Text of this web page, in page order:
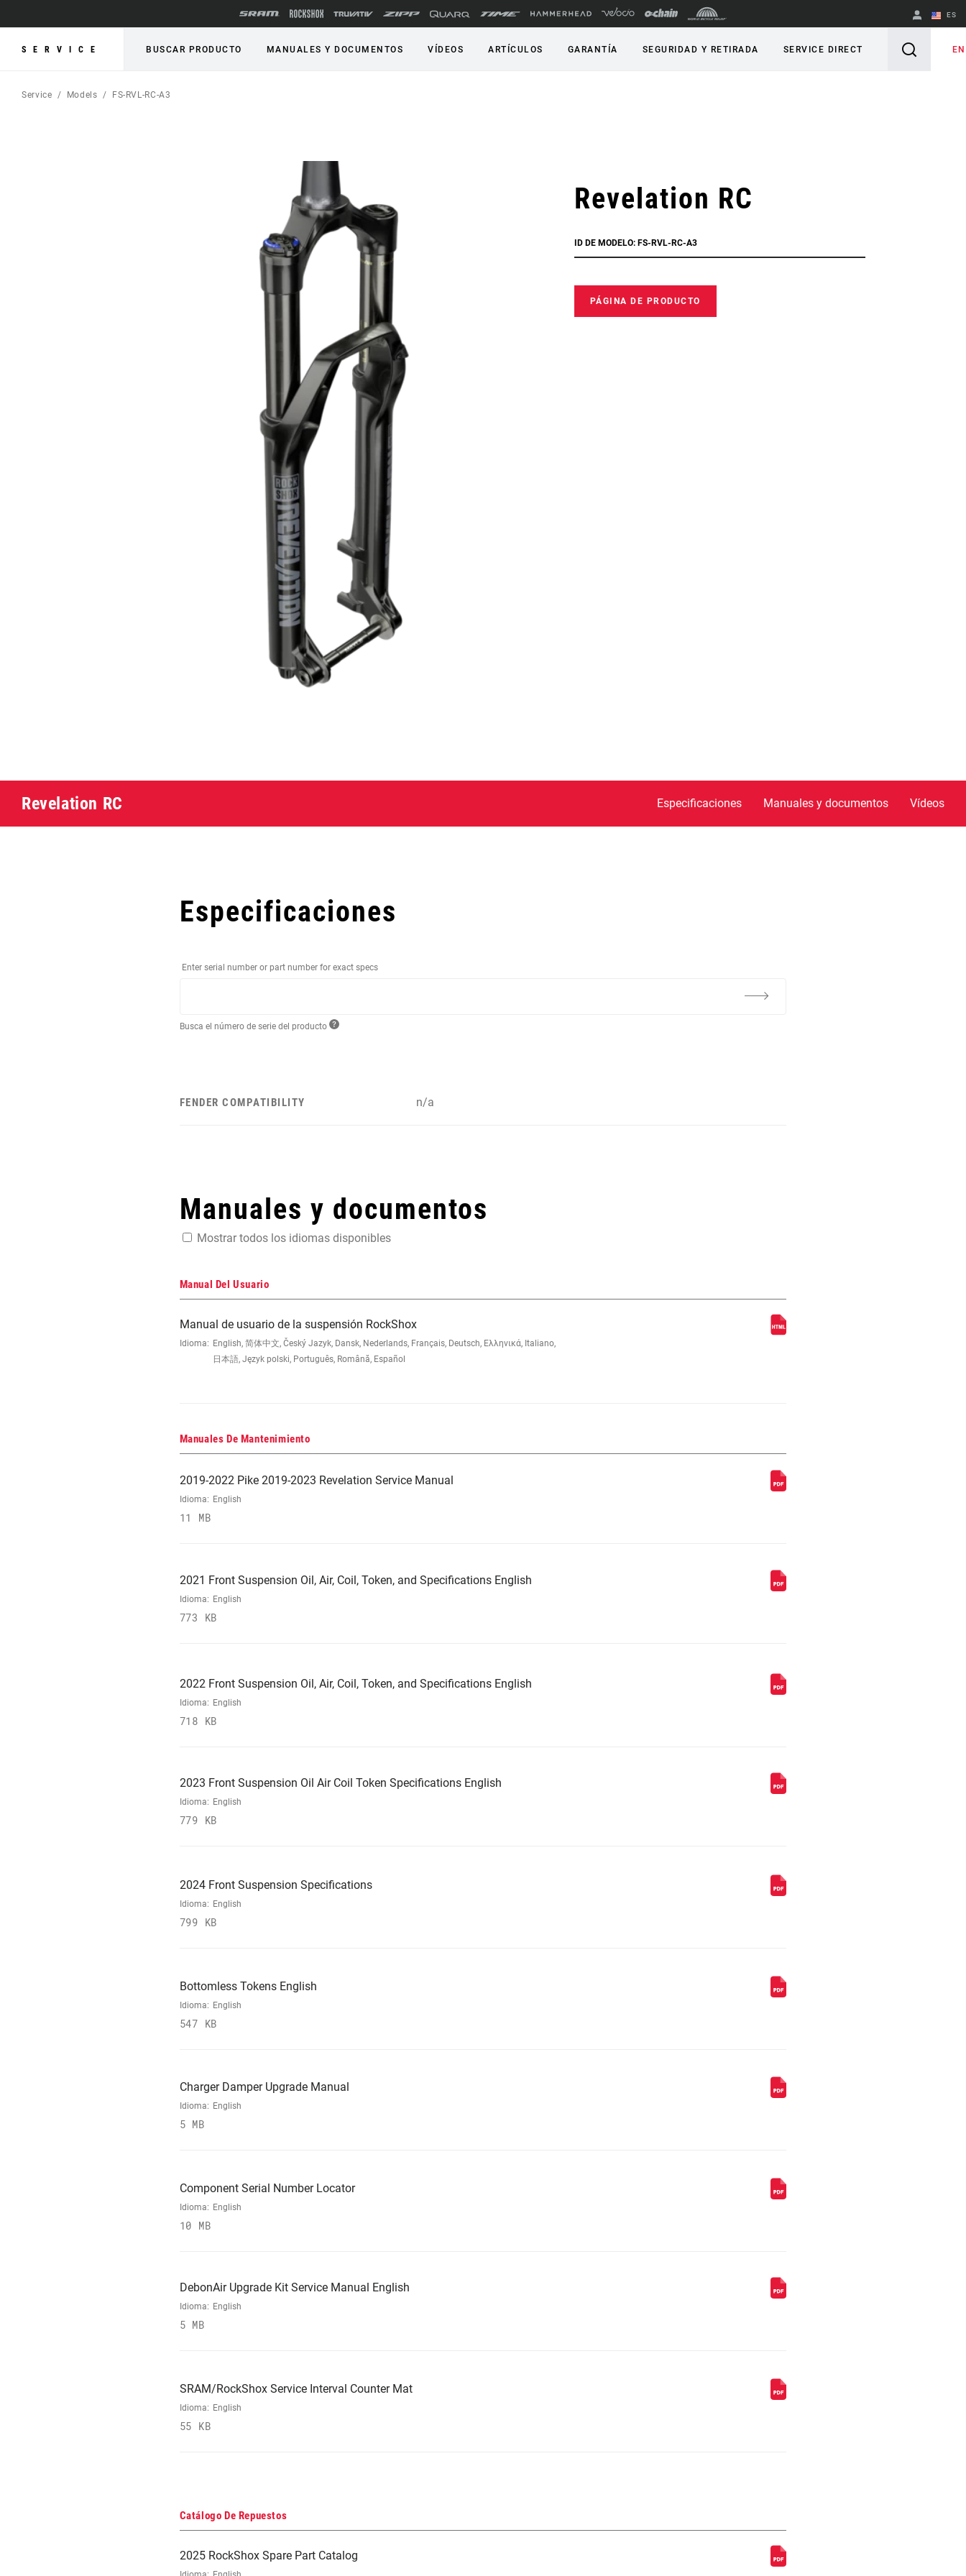
ES
English
SERVICE BUSCAR PRODUCTO MANUALES Y DOCUMENTOS VÍDEOS ARTÍCULOS GARANTÍA SEGURIDAD Y RETIRADA SERVICE DIRECT
Service Models FS-RVL-RC-A3
Revelation RC
ID DE MODELO: FS-RVL-RC-A3
PÁGINA DE PRODUCTO
Revelation RC Especificaciones Manuales y documentos Vídeos
Especificaciones
Enter serial number or part number for exact specs
Busca el número de serie del producto
FENDER COMPATIBILITY n/a
Manuales y documentos
Mostrar todos los idiomas disponibles
Manual Del Usuario
Manual de usuario de la suspensión RockShox
Idioma: English, 简体中文, Český Jazyk, Dansk, Nederlands, Français, Deutsch, Ελληνικά, Italiano,
日本語, Język polski, Português, Română, Español
Manuales De Mantenimiento
2019-2022 Pike 2019-2023 Revelation Service Manual
Idioma: English
11 MB
2021 Front Suspension Oil, Air, Coil, Token, and Specifications English
Idioma: English
773 KB
2022 Front Suspension Oil, Air, Coil, Token, and Specifications English
Idioma: English
718 KB
2023 Front Suspension Oil Air Coil Token Specifications English
Idioma: English
779 KB
2024 Front Suspension Specifications
Idioma: English
799 KB
Bottomless Tokens English
Idioma: English
547 KB
Charger Damper Upgrade Manual
Idioma: English
5 MB
Component Serial Number Locator
Idioma: English
10 MB
DebonAir Upgrade Kit Service Manual English
Idioma: English
5 MB
SRAM/RockShox Service Interval Counter Mat
Idioma: English
55 KB
Catálogo De Repuestos
2025 RockShox Spare Part Catalog